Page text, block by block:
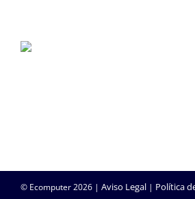
© Ecomputer2026 | Aviso Legal | Política